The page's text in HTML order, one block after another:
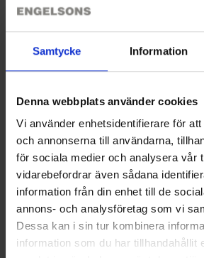
Samtycke Information
Denna webbplats använder cookies
Vi använder enhetsidentifierare för
och annonserna till användarna,
för sociala medier och analysera vår
vidarebefordrar även sådana
information från din enhet till de
annons- och analysföretag som vi
Dessa kan i sin tur kombinera
information som du har tillhandahållit
Bewertungen
Sie benötigen vielleicht auch